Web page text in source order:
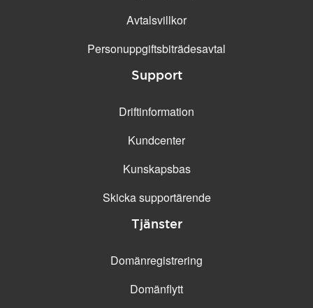
Avtalsvillkor
Personuppgifts­biträdesavtal
Support
Driftinformation
Kundcenter
Kunskapsbas
Skicka supportärende
Tjänster
Domänregistrering
Domänflytt